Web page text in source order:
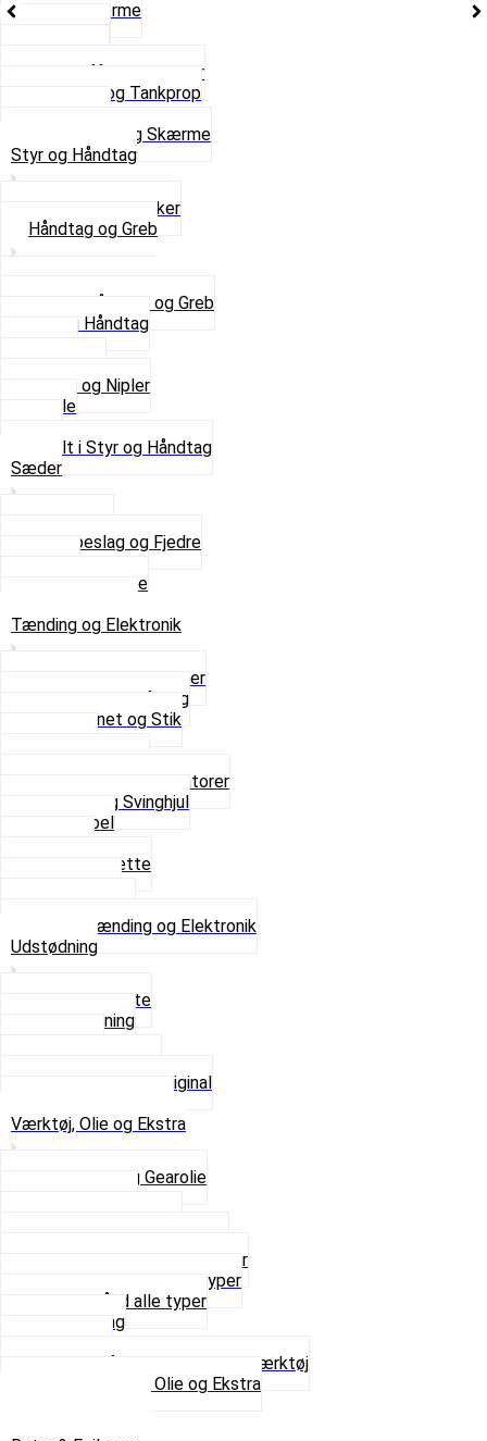
Stænkskærme
Svinggaffel og tilbehør
Tankhane og Tankprop
Se alt i Stel og Skærme
Styr og Håndtag
Horn og Ringklokker
Håndtag og Greb
Se alle Håndtag og Greb
Gummi Håndtag
Skruer og Nipler
Spejle
Se alt i Styr og Håndtag
Sæder
Sædebeslag og Fjedre
Skruer og Bolte
Tænding og Elektronik
Elektroniske tændinger
Gummi gennemføring
Ledningsnet og Stik
Platiner og Kondensatorer
Tænding og Svinghjul
Tændkabel
Tændrørshætte
Se alt i Tænding og Elektronik
Udstødning
Beslag og Bolte
Lyddæmpning
Udstødning som Original
Værktøj, Olie og Ekstra
2-Taktsolie og Gearolie
Smøremidler og Rensemidler
Sortimentskasser alle typer
Spændebånd alle typer
Spray maling
Værktøj, Aftrækkere og Dækværktøj
Se alt i Værktøj, Olie og Ekstra